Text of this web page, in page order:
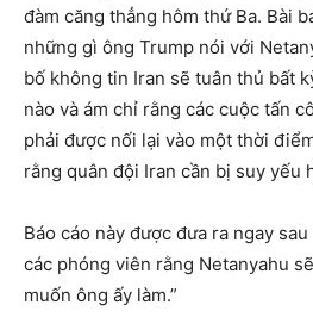
đàm căng thẳng hôm thứ Ba. Bài
những gì ông Trump nói với
bố không tin Iran sẽ tuân thủ bất
nào và ám chỉ rằng các cuộc tấn
phải được nối lại vào một thời
rằng quân đội Iran cần bị suy yếu
Báo cáo này được đưa ra ngay
các phóng viên rằng Netanyahu
muốn ông ấy làm.”